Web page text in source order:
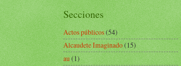
Secciones
Actos públicos(54)
Alcaudete Imaginado(15)
au(1)